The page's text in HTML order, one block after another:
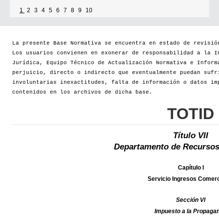
1 2 3 4 5 6 7 8 9 10
La presente Base Normativa se encuentra en estado de
Los usuarios convienen en exonerar de responsabilidad a la
Jurídica, Equipo Técnico de Actualización Normativa e
perjuicio, directo o indirecto que eventualmente puedan
involuntarias inexactitudes, falta de información o datos
contenidos en los archivos de dicha base.
TOTID
Título VII
Departamento de
Capítulo I
Servicio Ingresos
Sección VI
Impuesto a la